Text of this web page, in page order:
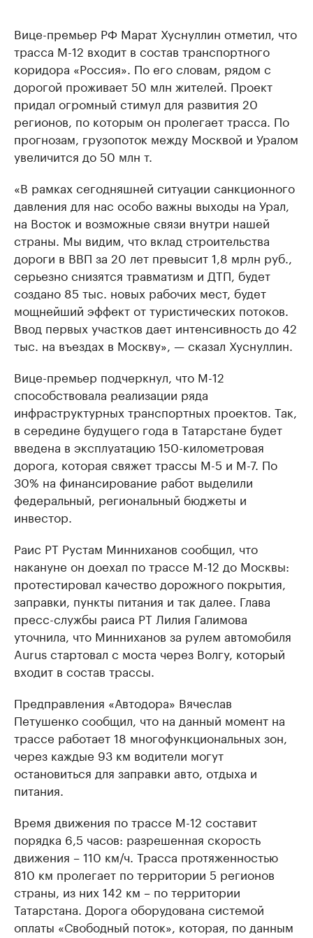
Вице-премьер РФ Марат Хуснуллин отметил, что
трасса М-12 входит в состав транспортного
коридора «Россия». По его словам, рядом с
дорогой проживает 50 млн жителей. Проект
придал огромный стимул для развития 20
регионов, по которым он пролегает трасса. По
прогнозам, грузопоток между Москвой и Уралом
увеличится до 50 млн т.
«В рамках сегодняшней ситуации санкционного
давления для нас особо важны выходы на Урал,
на Восток и возможные связи внутри нашей
страны. Мы видим, что вклад строительства
дороги в ВВП за 20 лет превысит 1,8 мрлн руб.,
серьезно снизятся травматизм и ДТП, будет
создано 85 тыс. новых рабочих мест, будет
мощнейший эффект от туристических потоков.
Ввод первых участков дает интенсивность до 42
тыс. на въездах в Москву», — сказал Хуснуллин.
Вице-премьер подчеркнул, что М-12
способствовала реализации ряда
инфраструктурных транспортных проектов. Так,
в середине будущего года в Татарстане будет
введена в эксплуатацию 150-километровая
дорога, которая свяжет трассы М-5 и М-7. По
30% на финансирование работ выделили
федеральный, региональный бюджеты и
инвестор.
Раис РТ Рустам Минниханов сообщил, что
накануне он доехал по трассе М-12 до Москвы:
протестировал качество дорожного покрытия,
заправки, пункты питания и так далее. Глава
пресс-службы раиса РТ Лилия Галимова
уточнила, что Минниханов за рулем автомобиля
Aurus стартовал с моста через Волгу, который
входит в состав трассы.
Предправления «Автодора» Вячеслав
Петушенко сообщил, что на данный момент на
трассе работает 18 многофункциональных зон,
через каждые 93 км водители могут
остановиться для заправки авто, отдыха и
питания.
Время движения по трассе М-12 составит
порядка 6,5 часов: разрешенная скорость
движения – 110 км/ч. Трасса протяженностью
810 км пролегает по территории 5 регионов
страны, из них 142 км – по территории
Татарстана. Дорога оборудована системой
оплаты «Свободный поток», которая, по данным